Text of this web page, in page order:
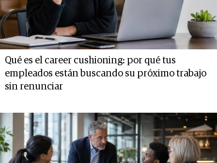
Qué es el career cushioning: por qué tus
empleados están buscando su próximo trabajo
sin renunciar